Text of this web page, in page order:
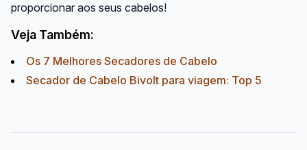
proporcionar aos seus cabelos!
Veja Também:
Os 7 Melhores Secadores de Cabelo
Secador de Cabelo Bivolt para viagem: Top 5